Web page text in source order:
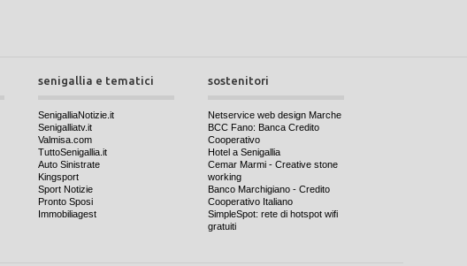
senigallia e tematici
SenigalliaNotizie.it
Senigalliatv.it
Valmisa.com
TuttoSenigallia.it
Auto Sinistrate
Kingsport
Sport Notizie
Pronto Sposi
Immobiliagest
sostenitori
Netservice web design Marche
BCC Fano: Banca Credito
Cooperativo
Hotel a Senigallia
Cemar Marmi - Creative stone
working
Banco Marchigiano - Credito
Cooperativo Italiano
SimpleSpot: rete di hotspot wifi
gratuiti